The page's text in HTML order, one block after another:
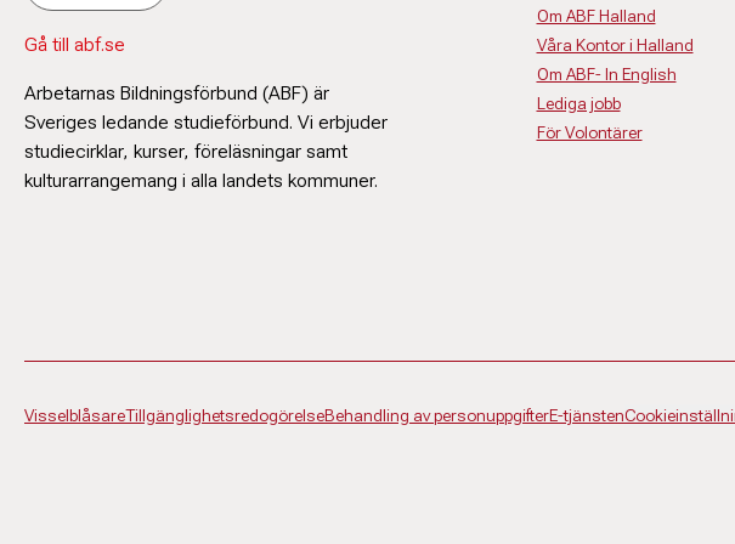
Gå till abf.se
Arbetarnas Bildningsförbund (ABF) är
Sveriges ledande studieförbund. Vi erbjuder
studiecirklar, kurser, föreläsningar samt
kulturarrangemang i alla landets kommuner.
Om ABF Halland
Våra Kontor i Halland
Om ABF- In English
Lediga jobb
För Volontärer
VisselblåsareTillgänglighetsredogörelseBehandling av personuppgifterE-tjänsten